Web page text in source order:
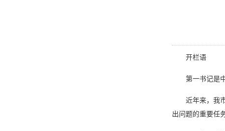
开栏语
第一书记是中
近年来，我市
出问题的重要任